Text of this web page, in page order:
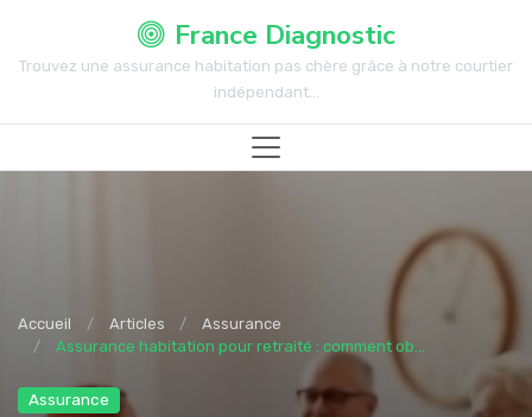
France Diagnostic
Trouvez une assurance habitation pas chère grâce à notre courtier
indépendant...
Accueil Articles
Assurance
Assurance habitation pour retraité : comment ob...
Assurance